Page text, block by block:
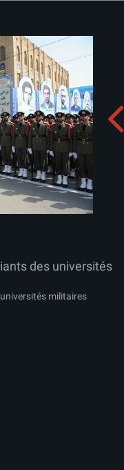
des universités
Télécharger l'album:
des universités
militaires